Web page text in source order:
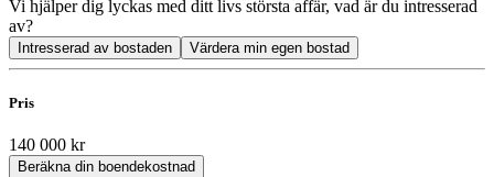
Vi hjälper dig lyckas med ditt livs största affär, vad är du intresserad
av?
Intresserad av bostaden Värdera min egen bostad
Pris
140 000 kr
Beräkna din boendekostnad